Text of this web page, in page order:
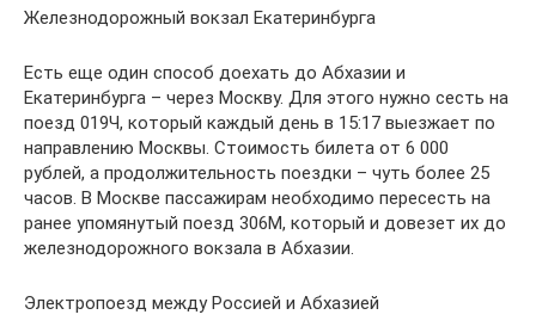
Железнодорожный вокзал Екатеринбурга
Есть еще один способ доехать до Абхазии и
Екатеринбурга – через Москву. Для этого нужно сесть на
поезд 019Ч, который каждый день в 15:17 выезжает по
направлению Москвы. Стоимость билета от 6 000
рублей, а продолжительность поездки – чуть более 25
часов. В Москве пассажирам необходимо пересесть на
ранее упомянутый поезд 306М, который и довезет их до
железнодорожного вокзала в Абхазии.
Электропоезд между Россией и Абхазией